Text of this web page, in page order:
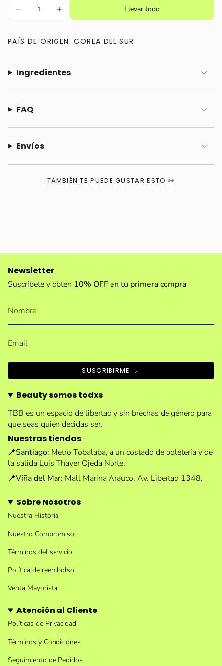
Llevar todo
PAÍS DE ORIGEN: COREA DEL SUR
Ingredientes
FAQ
Envíos
TAMBIÉN TE PUEDE GUSTAR ESTO 👀
Newsletter
Suscríbete y obtén 10% OFF en tu primera compra
SUSCRIBIRME
Beauty somos todxs
TBB es un espacio de libertad y sin brechas de género para
que seas quien decidas ser.
Nuestras tiendas
📍Santiago: Metro Tobalaba, a un costado de boletería y de
la salida Luis Thayer Ojeda Norte.
📍Viña del Mar: Mall Marina Arauco, Av. Libertad 1348.
Sobre Nosotros
Nuestra Historia
Nuestro Compromiso
Términos del servicio
Política de reembolso
Venta Mayorista
Atención al Cliente
Políticas de Privacidad
Términos y Condiciones
Seguimiento de Pedidos